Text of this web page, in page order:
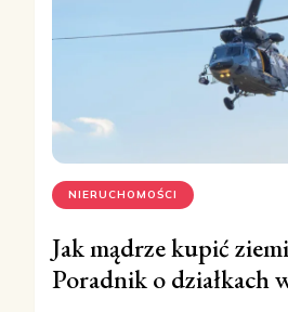
NIERUCHOMOŚCI
Jak mądrze kupić
Poradnik o działkach